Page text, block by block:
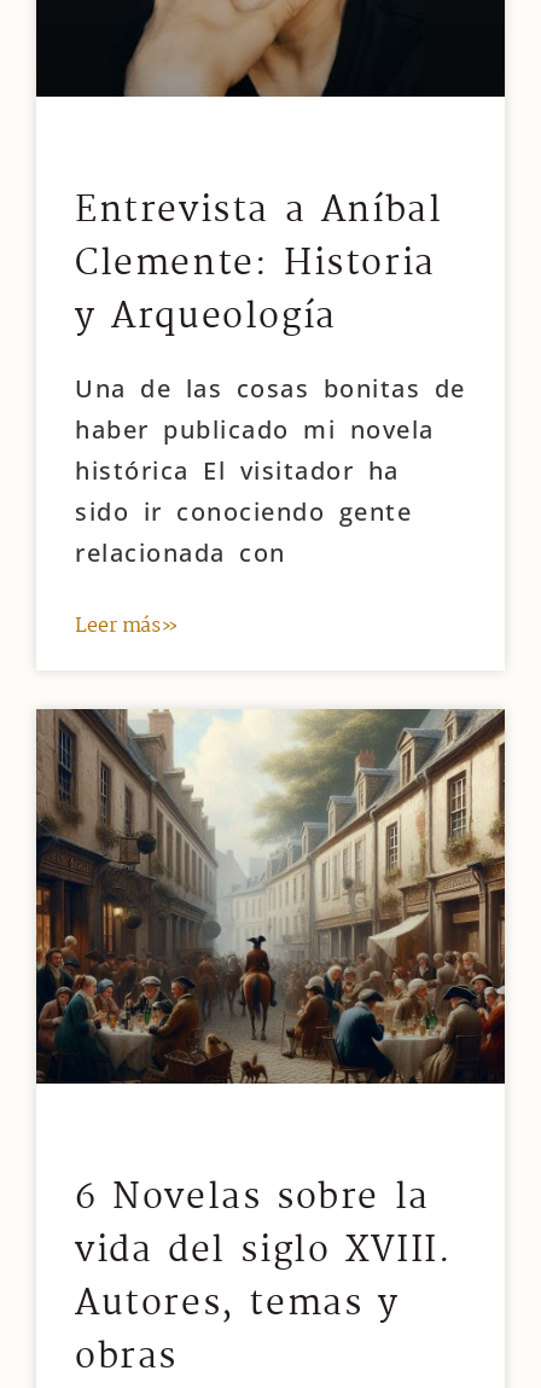
Entrevista a Aníbal
Clemente: Historia
y Arqueología
Una de las cosas bonitas de
haber publicado mi novela
histórica El visitador ha
sido ir conociendo gente
relacionada con
Leer más»
6 Novelas sobre la
vida del siglo XVIII.
Autores, temas y
obras